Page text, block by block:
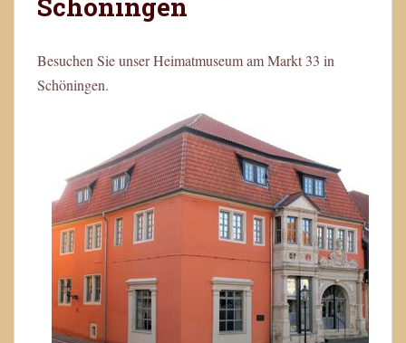
Besuchen Sie unser Heimatmuseum am Markt 33 in
Schöningen.